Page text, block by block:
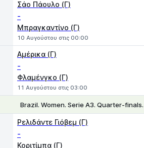
Σάο Πάουλο (Γ)
-
Μπραγκαντίνο (Γ)
10 Αυγούστου στις 00:00
Αμέρικα (Γ)
-
Φλαμένγκο (Γ)
11 Αυγούστου στις 03:00
Brazil. Women. Serie A3. Quarter-
Ρελιδάντε Γιόβεμ (Γ)
-
Κοριτίμπα (Γ)